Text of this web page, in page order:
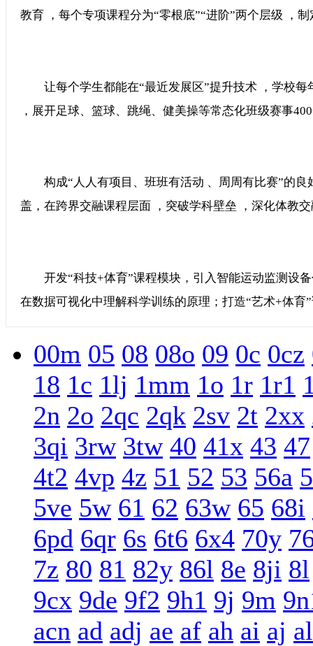
教育 ，每个专项课程分为“零根底”“进阶”两个层级 
让每个学生都能在“最近发展区”提升技术 ，学校
，展开足球、篮球、跳绳、健美操等常态化班级赛事
构成“人人有项目、班班有活动 、周周有比赛”的良
盖，在跨界交融课程层面 ，突破学科壁垒 ，深化体教交
开发“科技+体育”课程模块，引入智能运动监测设
在数据可视化中理解科学训练的原理；打造“艺术+体育”课
00m 05 08 08o 09 0c 0cz
18 1c 1lj 1mm 1o 1r 1r1
2n 2o 2qc 2qk 2sv 2t 2xx
3qi 3rw 3tw 40 41x 43 47
4t2 4vp 4z 51 52 53 56a
5ve 5w 61 62 63w 65 68i
6pd 6qr 6s 6t6 6x4 70y
7z 80 81 82y 86l 8e 8ji 8l
9cx 9de 9f2 9h1 9j 9m
acn ad adj ae af ah ai aj al